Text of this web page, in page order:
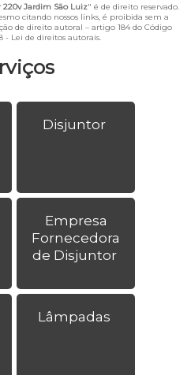
Disjuntor
Empresa
Fornecedora
de Disjuntor
Lâmpadas
Jardim São Luiz" é de direito reservado.
citando nossos links, é proibida sem a
de direito autoral – artigo 184 do Código
- Lei de direitos autorais.